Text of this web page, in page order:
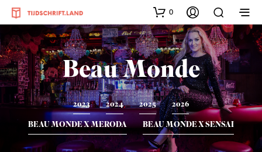
0
Beau Monde
2023 2024 2025
2026
BEAU MONDE X MERODA
BEAU MONDE X SENSAI